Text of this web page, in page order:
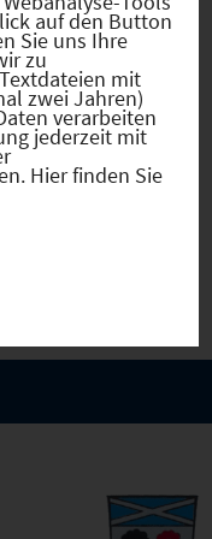
auf den Button
Sie uns Ihre
zu
mit
zwei Jahren)
verarbeiten
jederzeit mit
Hier finden Sie